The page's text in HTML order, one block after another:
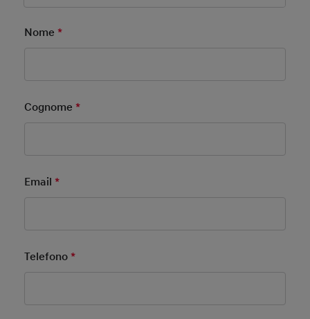
Nome *Mandatory Field
Cognome *Mandatory Field
Email *Mandatory Field
Telefono *Mandatory Field